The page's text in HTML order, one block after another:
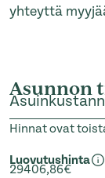
yhteyttä
Asunnon
Hinnat ovat
Luovutushinta
29406,86€